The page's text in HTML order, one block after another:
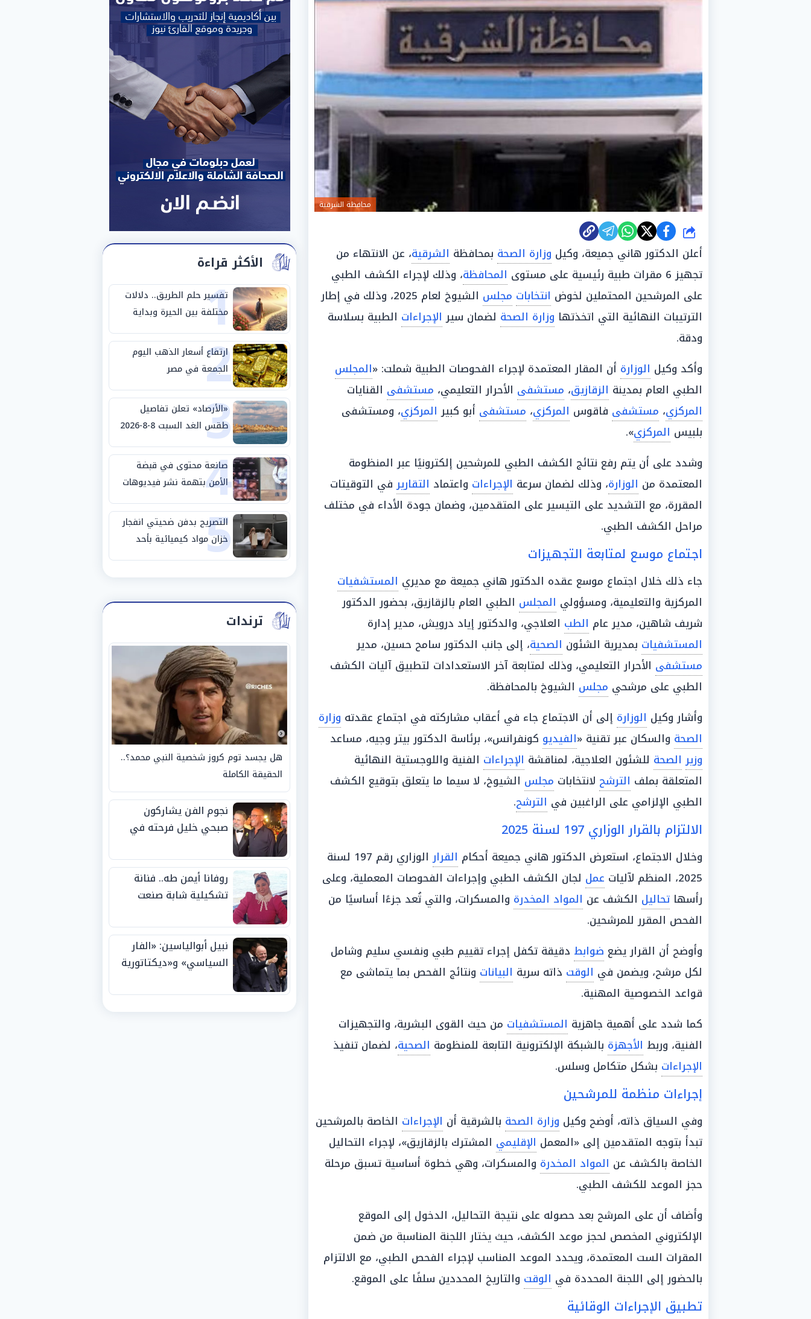
محافظة الشرقية
شارك
أعلن الدكتور هاني جميعة، وكيل وزارة الصحة بمحافظة الشرقية، عن الانتهاء من
تجهيز 6 مقرات طبية رئيسية على مستوى
المحافظة، وذلك لإجراء الكشف الطبي
على المرشحين المحتملين لخوض انتخابات مجلس
الشيوخ لعام 2025، وذلك في إطار
الترتيبات النهائية التي اتخذتها وزارة الصحة لضمان سير الإجراءات الطبية بسلاسة
ودقة.
وأكد وكيل الوزارة أن المقار المعتمدة لإجراء الفحوصات الطبية شملت: «المجلس
الطبي العام بمدينة الزقازيق، مستشفى الأحرار التعليمي، مستشفى القنايات
المركزي، مستشفى فاقوس المركزي، مستشفى أبو كبير المركزي، ومستشفى
بلبيس المركزي».
وشدد على أن يتم رفع نتائج الكشف الطبي للمرشحين إلكترونيًا عبر المنظومة
المعتمدة من الوزارة، وذلك لضمان سرعة الإجراءات واعتماد التقاريرفي التوقيتات
المقررة، مع التشديد على التيسير على المتقدمين، وضمان جودة الأداء في مختلف
مراحل الكشف الطبي.
اجتماع موسع لمتابعة التجهيزات
جاء ذلك خلال اجتماع موسع عقده الدكتور هاني جميعة مع مديري المستشفيات
المركزية والتعليمية، ومسؤولي المجلس الطبي العام بالزقازيق، بحضور الدكتور
شريف شاهين، مدير عام الطب العلاجي، والدكتور إياد درويش، مدير إدارة
المستشفيات بمديرية الشئون الصحية، إلى جانب الدكتور سامح حسين، مدير
مستشفى الأحرار التعليمي، وذلك لمتابعة آخر الاستعدادات لتطبيق آليات الكشف
الطبي على مرشحي مجلس الشيوخ بالمحافظة.
وأشار وكيل الوزارة إلى أن الاجتماع جاء في أعقاب مشاركته في اجتماع عقدته وزارة
الصحة والسكان عبر تقنية «الفيديو كونفرانس»، برئاسة الدكتور بيتر وجيه، مساعد
وزير الصحة للشئون العلاجية، لمناقشة الإجراءات الفنية واللوجستية النهائية
المتعلقة بملف الترشح لانتخابات مجلس الشيوخ، لا سيما ما يتعلق بتوقيع الكشف
الطبي الإلزامي على الراغبين في الترشح.
الالتزام بالقرار الوزاري 197 لسنة 2025
وخلال الاجتماع، استعرض الدكتور هاني جميعة أحكام القرار
الوزاري رقم 197 لسنة
2025، المنظم لآليات
عمل لجان الكشف الطبي وإجراءات الفحوصات المعملية، وعلى
رأسها تحاليل الكشف عن المواد المخدرة والمسكرات، والتي تُعد جزءًا أساسيًا من
الفحص المقرر للمرشحين.
وأوضح أن القرار يضع ضوابط دقيقة تكفل إجراء تقييم طبي ونفسي سليم وشامل
لكل مرشح، ويضمن في الوقت ذاته سرية البيانات ونتائج الفحص بما يتماشى مع
قواعد الخصوصية المهنية.
كما شدد على أهمية جاهزية المستشفيات من حيث القوى البشرية، والتجهيزات
الفنية، وربط الأجهزة بالشبكة الإلكترونية التابعة للمنظومة الصحية، لضمان تنفيذ
الإجراءات بشكل متكامل وسلس.
إجراءات منظمة للمرشحين
وفي السياق ذاته، أوضح وكيل وزارة الصحة بالشرقية أن الإجراءات الخاصة بالمرشحين
تبدأ بتوجه المتقدمين إلى «المعمل الإقليمي المشترك بالزقازيق»، لإجراء التحاليل
الخاصة بالكشف عن المواد المخدرة والمسكرات، وهي خطوة أساسية تسبق مرحلة
حجز الموعد للكشف الطبي.
وأضاف أن على المرشح بعد حصوله على نتيجة التحاليل، الدخول إلى الموقع
الإلكتروني المخصص لحجز موعد الكشف، حيث يختار اللجنة المناسبة من ضمن
المقرات الست المعتمدة، ويحدد الموعد المناسب لإجراء الفحص الطبي، مع الالتزام
بالحضور إلى اللجنة المحددة في الوقت والتاريخ المحددين سلفًا على الموقع.
تطبيق الإجراءات الوقائية
الأكثر قراءة
1
تفسير حلم الطريق.. دلالات
مختلفة بين الحيرة وبداية
مرحلة جديدة
2
ارتفاع أسعار الذهب اليوم
الجمعة في مصر
3
«الأرصاد» تعلن تفاصيل
طقس الغد السبت 8-8-2026
والظواهر الجوية
4
صانعة محتوى في قبضة
الأمن بتهمة نشر فيديوهات
خادشة للحياء
5
التصريح بدفن ضحيتي انفجار
خزان مواد كيميائية بأحد
مصانع الفيوم
ترندات
هل يجسد توم كروز شخصية النبي محمد؟..
الحقيقة الكاملة
نجوم الفن يشاركون
صبحي خليل فرحته في
روفانا أيمن طه.. فنانة
تشكيلية شابة صنعت
الجوائز منذ الصغر
نبيل أبوالياسين: «الفار
السياسي» و«ديكتاتورية
الفيفا».. وإقالة